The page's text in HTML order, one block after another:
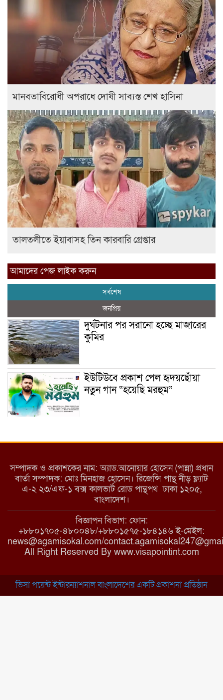
মানবতাবিরোধী অপরাধে দোষী সাব্যস্ত শেখ হাসিনা
তালতলীতে ইয়াবাসহ তিন কারবারি গ্রেপ্তার
আমাদের পেজ লাইক করুন
সর্বশেষ
জনপ্রিয়
দুর্ঘটনার পর সরানো হচ্ছে মাজারের
কুমির
ইউটিউবে প্রকাশ পেল হৃদয়ছোঁয়া
নতুন গান “হয়েছি মরহুম”
মরণ নেশা
মাধবপুরে কমিউনিটি ক্লিনিকে
অনিয়মের অভিযোগ
রাজবাড়ী: বালিয়াকান্দিতে কিশোরীর
ঝুলন্ত মরদেহ উদ্ধার
সম্পাদক ও প্রকাশকের নাম: অ্যাড.আনোয়ার হোসেন (পান্না) প্রধান
বার্তা সম্পাদক: মোঃ মিনহাজ হোসেন। রিজেন্সি পান্থ নীড় ফ্ল্যাট
এ-২ ২৩/এফ-১ বক্স কালভার্ট রোড পান্থপথ ঢাকা ১২০৫,
বাংলাদেশ।
বিজ্ঞাপন বিভাগ: ফোন:
+৮৮০১৭০৫-৪৮০০৪৮/+৮৮০১৫৭৫-১৮৪১৪৬ ই-মেইল:
news@agamisokal.com/
All Right Reserved By www.visapointint.com
ভিসা পয়েন্ট ইন্টারন্যাশনাল বাংলাদেশের একটি প্রকাশনা প্রতিষ্ঠান